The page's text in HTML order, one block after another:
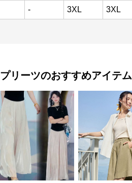
- 3XL 3XL
プリーツのおすすめアイテム